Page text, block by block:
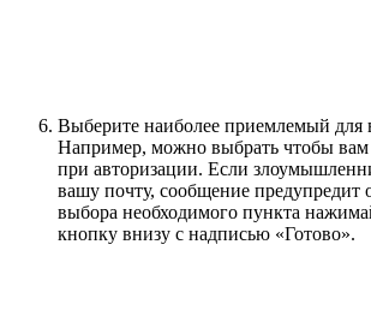
Выберите наиболее приемлемый для
Например, можно выбрать чтобы
при авторизации. Если
вашу почту, сообщение предупредит
выбора необходимого пункта
кнопку внизу с надписью «Готово».